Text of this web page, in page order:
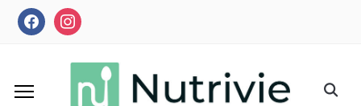
Skipfacebookinstagram
Search